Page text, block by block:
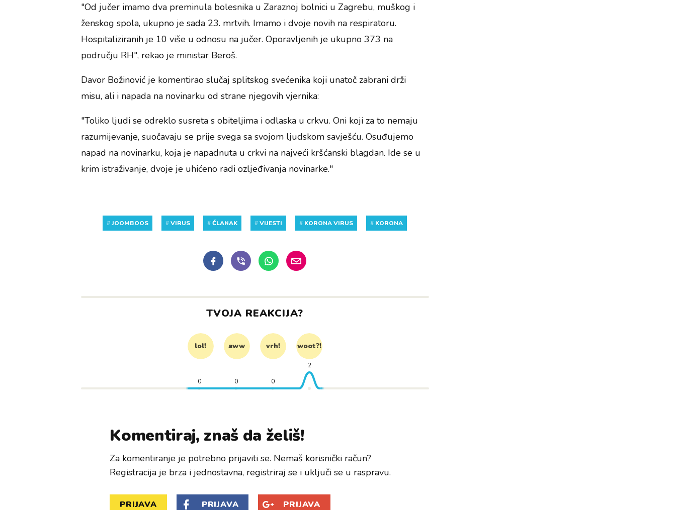
"Od jučer imamo dva preminula bolesnika u Zaraznoj bolnici u Zagrebu, muškog i
ženskog spola, ukupno je sada 23. mrtvih. Imamo i dvoje novih na respiratoru.
Hospitaliziranih je 10 više u odnosu na jučer. Oporavljenih je ukupno 373 na
području RH", rekao je ministar Beroš.
Davor Božinović je komentirao slučaj splitskog svećenika koji unatoč zabrani drži
misu, ali i napada na novinarku od strane njegovih vjernika:
"Toliko ljudi se odreklo susreta s obiteljima i odlaska u crkvu. Oni koji za to nemaju
razumijevanje, suočavaju se prije svega sa svojom ljudskom savješću. Osuđujemo
napad na novinarku, koja je napadnuta u crkvi na najveći kršćanski blagdan. Ide se u
krim istraživanje, dvoje je uhićeno radi ozljeđivanja novinarke."
#JOOMBOOS #VIRUS #ČLANAK #VIJESTI # KORONA VIRUS # KORONA
TVOJA REAKCIJA?
lol! aww vrh! woot?!
0 0 0
2
Komentiraj, znaš da želiš!
Za komentiranje je potrebno prijaviti se. Nemaš korisnički račun?
Registracija je brza i jednostavna, registriraj se i uključi se u raspravu.
PRIJAVA PRIJAVA PRIJAVA